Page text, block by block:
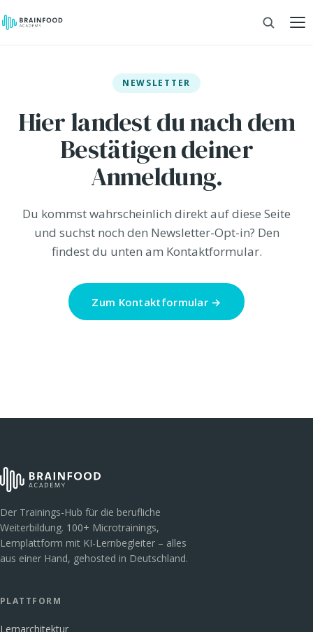
NEWSLETTER
Hier landest du nach dem
Bestätigen deiner
Anmeldung.
Du kommst wahrscheinlich direkt auf diese Seite
und suchst noch den Newsletter-Opt-in? Den
findest du unten am Kontaktformular.
Zum Kontaktformular →
Der Trainings-Hub für die berufliche
Weiterbildung. 100+ Microtrainings,
Lernplattform mit KI-Lernbegleiter – alles
aus einer Hand, gehosted in Deutschland.
PLATTFORM
Lernarchitektur